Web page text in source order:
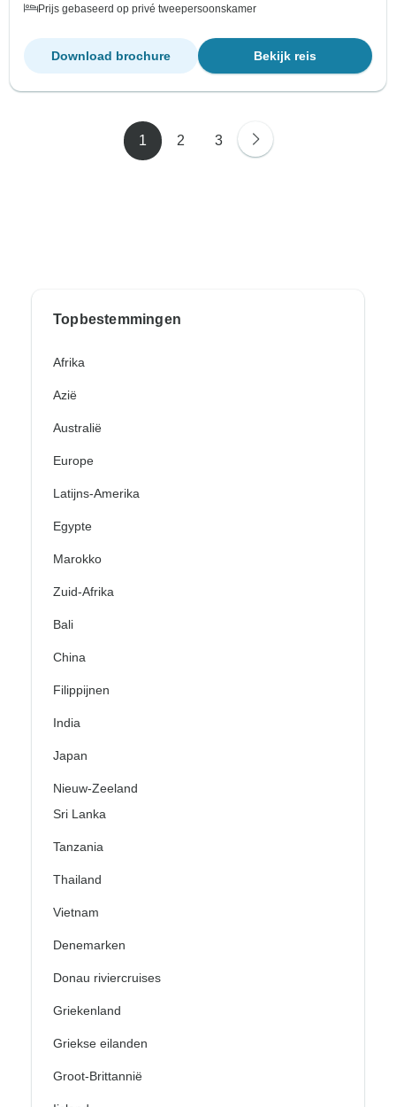
Prijs gebaseerd op privé tweepersoonskamer
Bekijk reis
Download brochure
1 2 3
Topbestemmingen
Afrika
Azië
Australië
Europe
Latijns-Amerika
Egypte
Marokko
Zuid-Afrika
Bali
China
Filippijnen
India
Japan
Nieuw-Zeeland
Sri Lanka
Tanzania
Thailand
Vietnam
Denemarken
Donau riviercruises
Griekenland
Griekse eilanden
Groot-Brittannië